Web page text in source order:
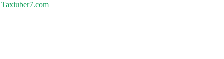
Taxiuber7.com